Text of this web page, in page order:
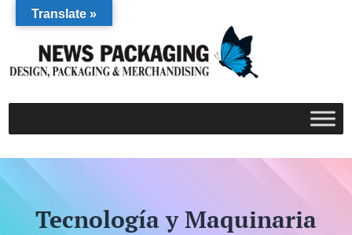
Tecnología y Maquinaria
Translate »